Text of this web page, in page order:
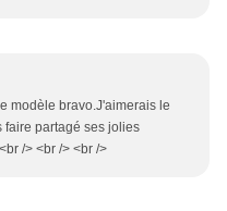
modèle bravo.J'aimerais le
faire partagé ses jolies
/> <br /> <br />